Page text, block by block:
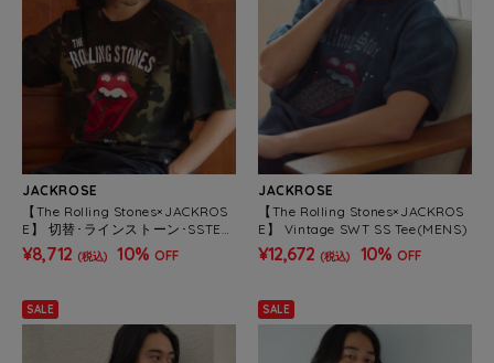
JACKROSE
【The Rolling Stones×JACKROS
E】 切替･ラインストーン･SSTEE
(MENS)
¥8,712 (税込) 10% OFF
JACKROSE
【The Rolling Stones×JACKROS
E】 Vintage SWT SS Tee(MENS)
¥12,672 (税込) 10% OFF
SALE SALE